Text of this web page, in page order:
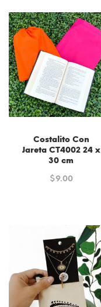
Costalito Con
Jareta CT4002 24 x
30 cm
$9.00